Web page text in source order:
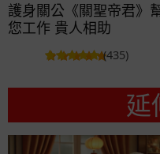
護身關公《關聖帝君》
您工作 貴人相助
(435)
延